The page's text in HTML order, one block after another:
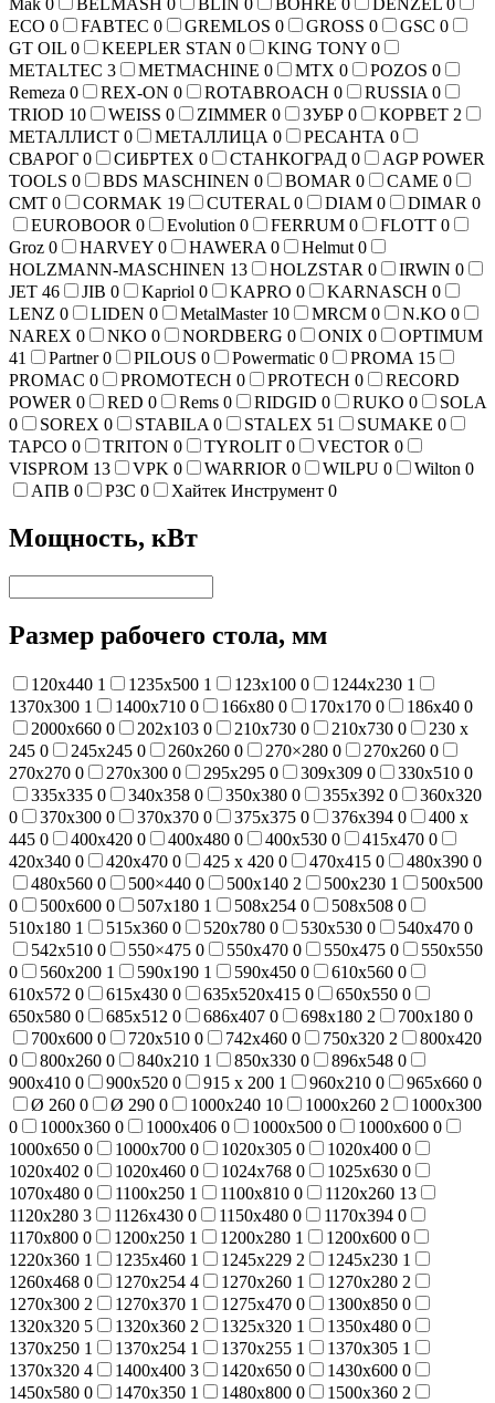
Mak 0 BELMASH 0 BLIN 0 BOHRE 0 DENZEL 0
ECO 0 FABTEC 0 GREMLOS 0 GROSS 0 GSC 0
GT OIL 0 KEEPLER STAN 0 KING TONY 0
METALTEC 3 METMACHINE 0 MTX 0 POZOS 0
Remeza 0 REX-ON 0 ROTABROACH 0 RUSSIA 0
TRIOD 10 WEISS 0 ZIMMER 0 ЗУБР 0 КОРВЕТ 2
МЕТАЛЛИСТ 0 МЕТАЛЛИЦА 0 РЕСАНТА 0
СВАРОГ 0 СИБРТЕХ 0 СТАНКОГРАД 0
AGP POWER
TOOLS 0 BDS MASCHINEN 0 BOMAR 0 CAME 0
CMT 0 CORMAK 19 CUTERAL 0 DIAM 0 DIMAR 0
EUROBOOR 0 Evolution 0 FERRUM 0 FLOTT 0
Groz 0 HARVEY 0 HAWERA 0 Helmut 0
HOLZMANN-MASCHINEN 13 HOLZSTAR 0 IRWIN 0
JET 46 JIB 0 Kapriol 0 KAPRO 0 KARNASCH 0
LENZ 0 LIDEN 0 MetalMaster 10 MRCM 0 N.KO 0
NAREX 0 NKO 0 NORDBERG 0 ONIX 0
OPTIMUM
41
Partner0 PILOUS 0 Powermatic 0 PROMA 15
PROMAC 0 PROMOTECH 0 PROTECH 0
RECORD
POWER 0 RED 0 Rems 0 RIDGID 0 RUKO 0
SOLA
0
SOREX 0 STABILA 0 STALEX 51 SUMAKE 0
TAPCO 0 TRITON 0 TYROLIT 0 VECTOR 0
VISPROM 13 VPK 0 WARRIOR 0 WILPU 0 Wilton 0
АПВ 0 РЗС 0 Хайтек Инструмент 0
Мощность, кВт
Размер рабочего стола, мм
120х440 1 1235х500 1 123х100 0 1244х230 1
1370х300 1 1400х710 0 166х80 0 170х170 0 186х40 0
2000х660 0 202х103 0 210x730 0 210х730 0
230 х
245 0 245х245 0 260х260 0 270×280 0 270х260 0
270х270 0 270х300 0 295х295 0 309х309 0 330х510 0
335х335 0 340х358 0 350х380 0 355х392 0
360х320
0
370х300 0 370х370 0 375х375 0 376х394 0
400 х
445 0 400х420 0 400х480 0 400х530 0 415x470 0
420х340 0 420х470 0 425 х 420 0 470х415 0 480х390 0
480х560 0 500×440 0 500х140 2 500х230 1
500х500
0
500х600 0 507х180 1 508х254 0 508х508 0
510х180 1 515х360 0 520х780 0 530х530 0 540х470 0
542х510 0 550×475 0 550x470 0 550х475 0
550х550
0
560х200 1 590х190 1 590х450 0 610х560 0
610х572 0 615х430 0 635х520х415 0 650х550 0
650х580 0 685х512 0 686х407 0 698х180 2 700x180 0
700х600 0 720х510 0 742x460 0 750х320 2
800x420
0
800х260 0 840х210 1 850х330 0 896х548 0
900х410 0 900х520 0 915 х 200 1 960х210 0 965х660 0
Ø 260 0 Ø 290 0 1000х240 10 1000х260 2
1000х300
0
1000х360 0 1000х406 0 1000х500 0 1000х600 0
1000х650 0 1000х700 0 1020х305 0 1020х400 0
1020х402 0 1020х460 0 1024х768 0 1025х630 0
1070х480 0 1100х250 1 1100х810 0 1120х260 13
1120х280 3 1126х430 0 1150х480 0 1170х394 0
1170х800 0 1200х250 1 1200х280 1 1200х600 0
1220х360 1 1235х460 1 1245х229 2 1245х230 1
1260х468 0 1270х254 4 1270х260 1 1270х280 2
1270х300 2 1270х370 1 1275х470 0 1300х850 0
1320х320 5 1320х360 2 1325х320 1 1350х480 0
1370х250 1 1370х254 1 1370х255 1 1370х305 1
1370х320 4 1400х400 3 1420х650 0 1430х600 0
1450х580 0 1470х350 1 1480х800 0 1500х360 2